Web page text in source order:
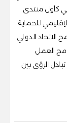
كأول منتدى
للحماية
الاتحاد الدولي
العمل
الرؤى بين